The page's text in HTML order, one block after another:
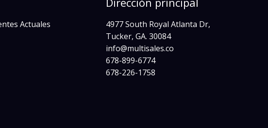
Actuales
4977 South Royal Atlanta Dr,
Tucker, GA. 30084
info@multisales.co​
678-899-6774
678-226-1758